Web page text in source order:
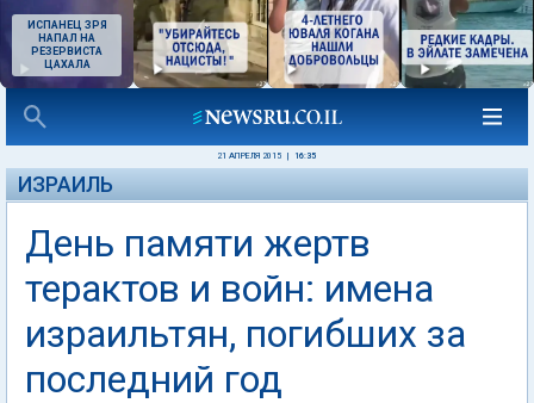
ИСПАНЕЦ ЗРЯ
НАПАЛ НА
РЕЗЕРВИСТА
ЦАХАЛА
21 АПРЕЛЯ 2015 16:35
ИЗРАИЛЬ
День памяти жертв
терактов и войн: имена
израильтян, погибших за
последний год